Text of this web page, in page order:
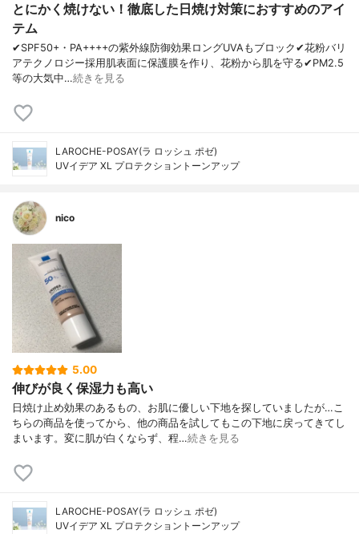
とにかく焼けない！徹底した日焼け対策におすすめのアイ
テム
✔︎SPF50+・PA++++の紫外線防御効果ロングUVAもブロック✔︎花粉バリ
アテクノロジー採用肌表面に保護膜を作り、花粉から肌を守る✔︎PM2.5
等の大気中…続きを見る
LAROCHE-POSAY(ラ ロッシュ ポゼ)
UVイデア XL プロテクショントーンアップ
nico
5.00
伸びが良く保湿力も高い
日焼け止め効果のあるもの、お肌に優しい下地を探していましたが…こ
ちらの商品を使ってから、他の商品を試してもこの下地に戻ってきてし
まいます。変に肌が白くならず、程…続きを見る
LAROCHE-POSAY(ラ ロッシュ ポゼ)
UVイデア XL プロテクショントーンアップ